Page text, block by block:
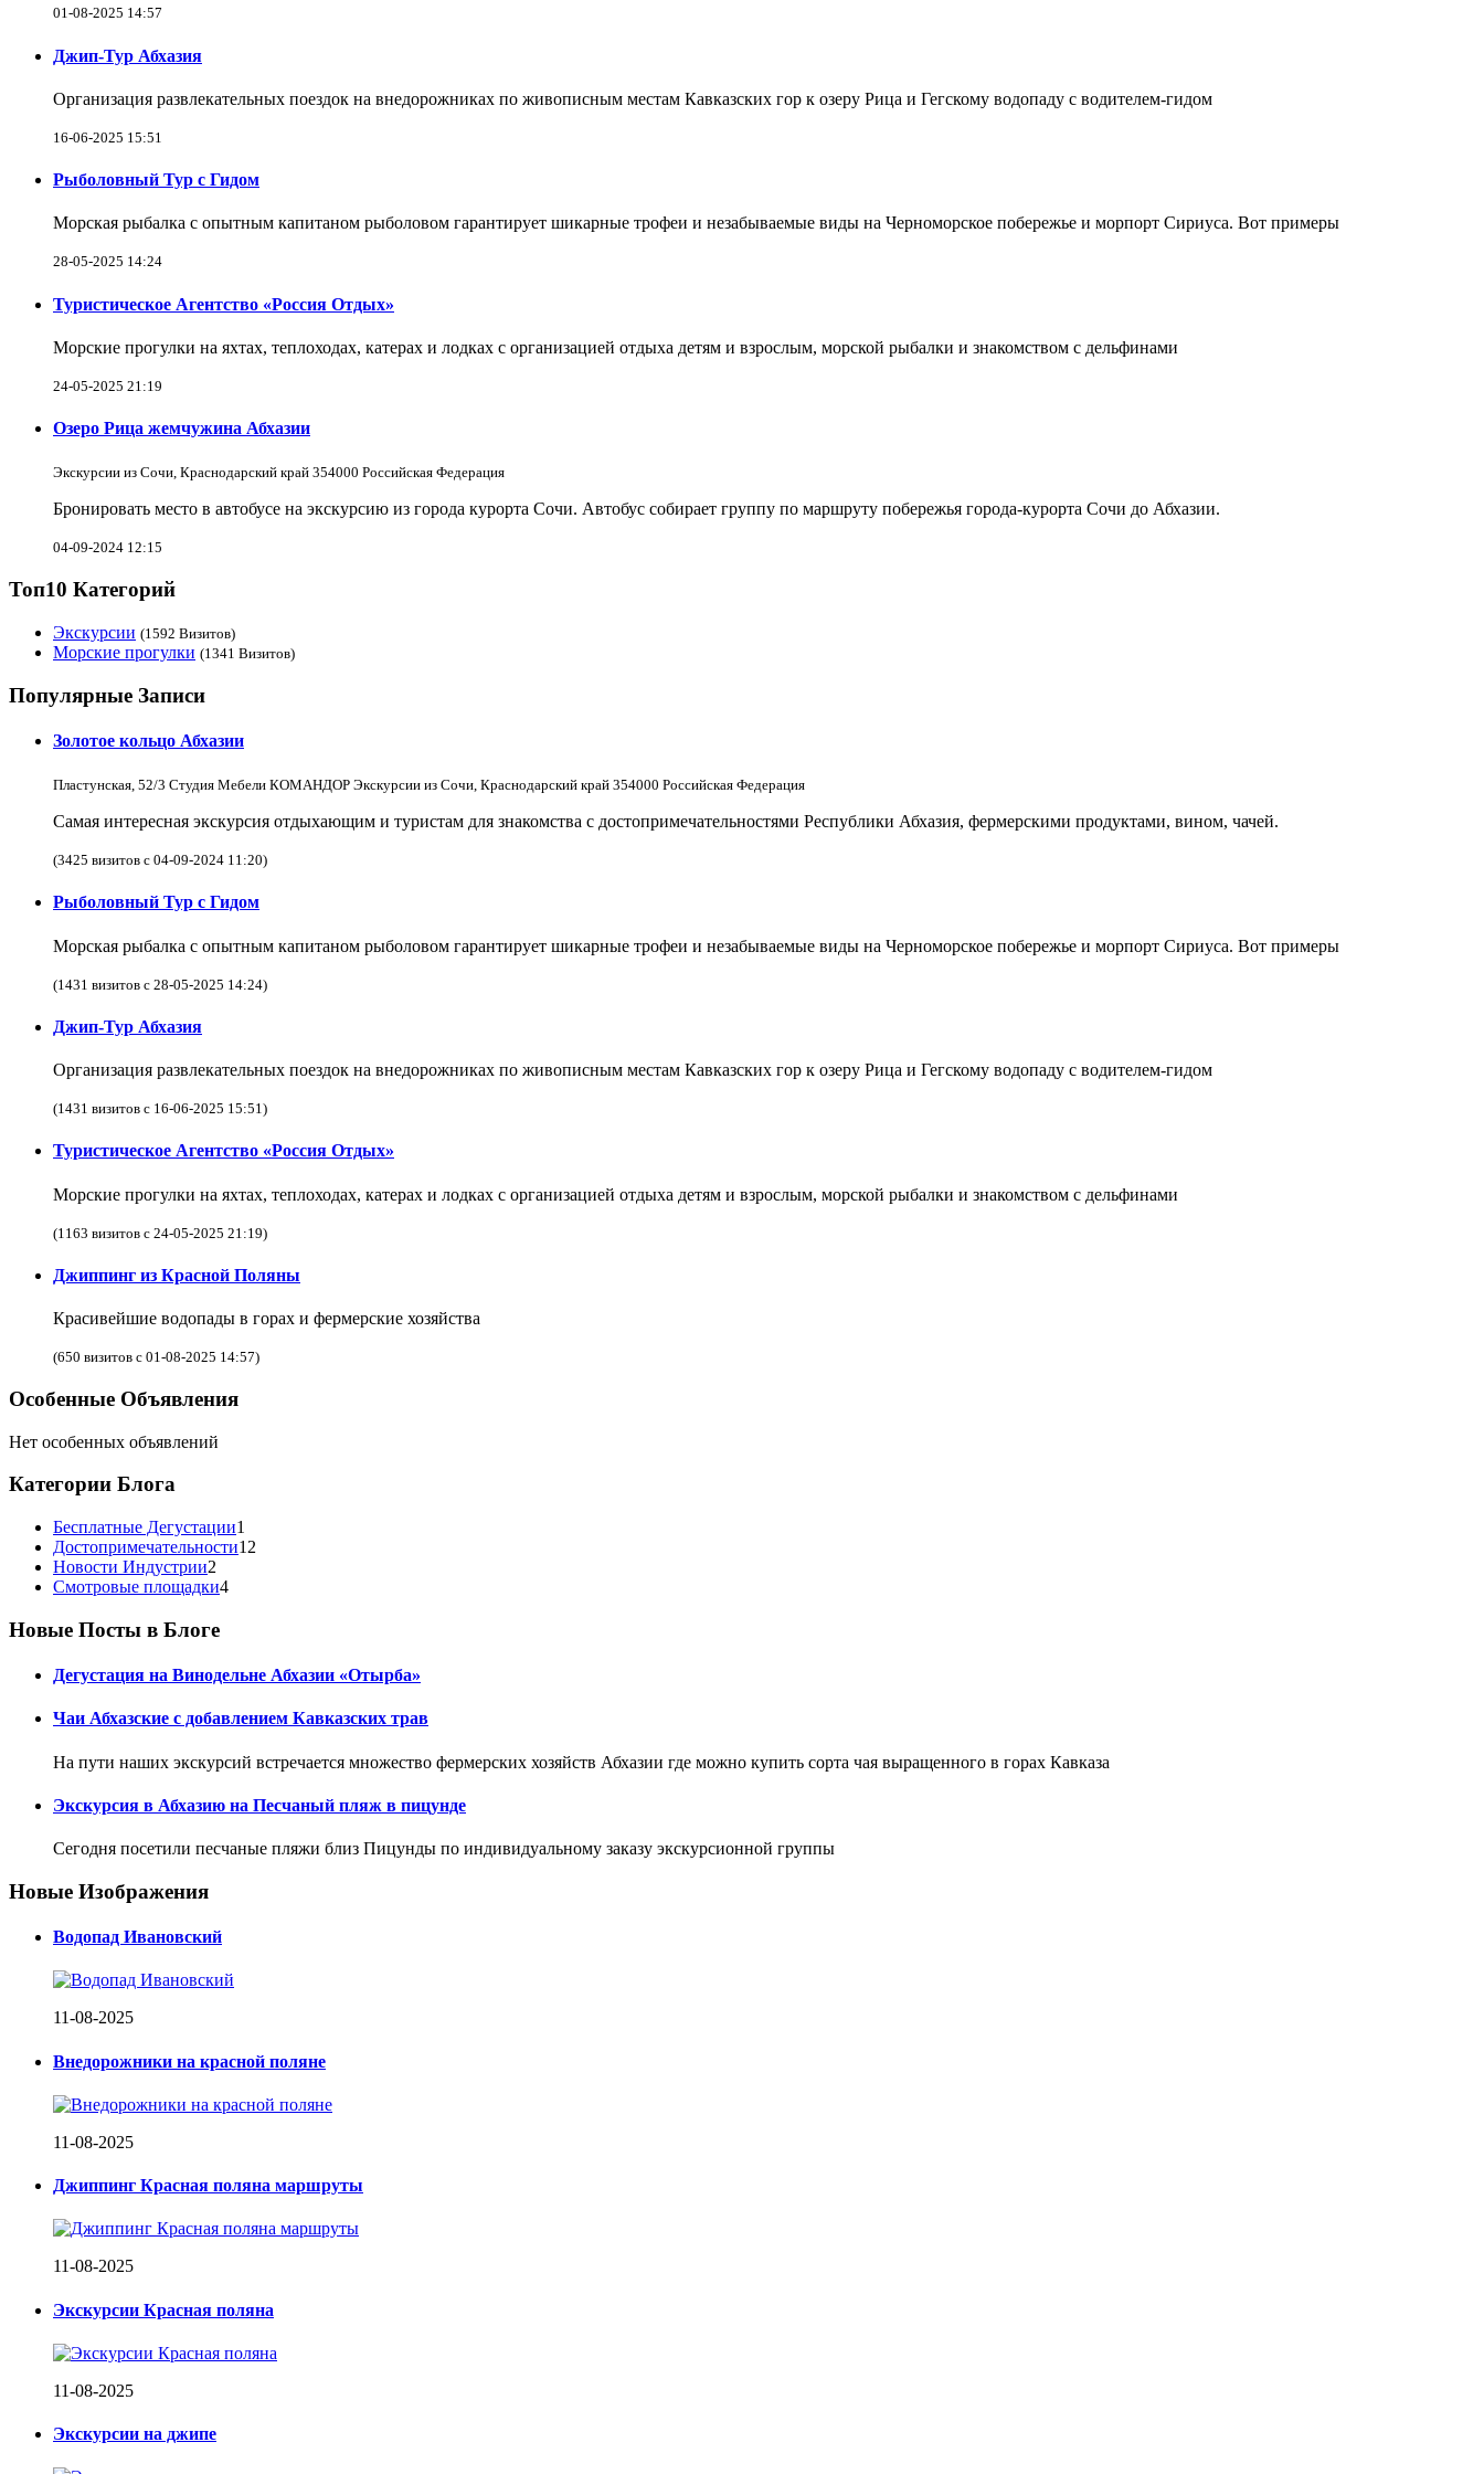
01-08-2025 14:57
Джип-Тур Абхазия
Организация развлекательных поездок на внедорожниках по живописным местам Кавказских гор к озеру Рица и Гегскому водопаду с водителем-гидом
16-06-2025 15:51
Рыболовный Тур с Гидом
Морская рыбалка с опытным капитаном рыболовом гарантирует шикарные трофеи и незабываемые виды на Черноморское побережье и морпорт Сириуса. Вот примеры
28-05-2025 14:24
Туристическое Агентство «Россия Отдых»
Морские прогулки на яхтах, теплоходах, катерах и лодках с организацией отдыха детям и взрослым, морской рыбалки и знакомством с дельфинами
24-05-2025 21:19
Озеро Рица жемчужина Абхазии
Экскурсии из Сочи, Краснодарский край 354000 Российская Федерация
Бронировать место в автобусе на экскурсию из города курорта Сочи. Автобус собирает группу по маршруту побережья города-курорта Сочи до Абхазии.
04-09-2024 12:15
Топ10 Категорий
Экскурсии (1592 Визитов)
Морские прогулки (1341 Визитов)
Популярные Записи
Золотое кольцо Абхазии
Пластунская, 52/3 Студия Мебели КОМАНДОР Экскурсии из Сочи, Краснодарский край 354000 Российская Федерация
Самая интересная экскурсия отдыхающим и туристам для знакомства с достопримечательностями Республики Абхазия, фермерскими продуктами, вином, чачей.
(3425 визитов с 04-09-2024 11:20)
Рыболовный Тур с Гидом
Морская рыбалка с опытным капитаном рыболовом гарантирует шикарные трофеи и незабываемые виды на Черноморское побережье и морпорт Сириуса. Вот примеры
(1431 визитов с 28-05-2025 14:24)
Джип-Тур Абхазия
Организация развлекательных поездок на внедорожниках по живописным местам Кавказских гор к озеру Рица и Гегскому водопаду с водителем-гидом
(1431 визитов с 16-06-2025 15:51)
Туристическое Агентство «Россия Отдых»
Морские прогулки на яхтах, теплоходах, катерах и лодках с организацией отдыха детям и взрослым, морской рыбалки и знакомством с дельфинами
(1163 визитов с 24-05-2025 21:19)
Джиппинг из Красной Поляны
Красивейшие водопады в горах и фермерские хозяйства
(650 визитов с 01-08-2025 14:57)
Особенные Объявления
Нет особенных объявлений
Категории Блога
Бесплатные Дегустации1
Достопримечательности12
Новости Индустрии2
Смотровые площадки4
Новые Посты в Блоге
Дегустация на Винодельне Абхазии «Отырба»
Чаи Абхазские с добавлением Кавказских трав
На пути наших экскурсий встречается множество фермерских хозяйств Абхазии где можно купить сорта чая выращенного в горах Кавказа
Экскурсия в Абхазию на Песчаный пляж в пицунде
Сегодня посетили песчаные пляжи близ Пицунды по индивидуальному заказу экскурсионной группы
Новые Изображения
Водопад Ивановский
11-08-2025
Внедорожники на красной поляне
11-08-2025
Джиппинг Красная поляна маршруты
11-08-2025
Экскурсии Красная поляна
11-08-2025
Экскурсии на джипе